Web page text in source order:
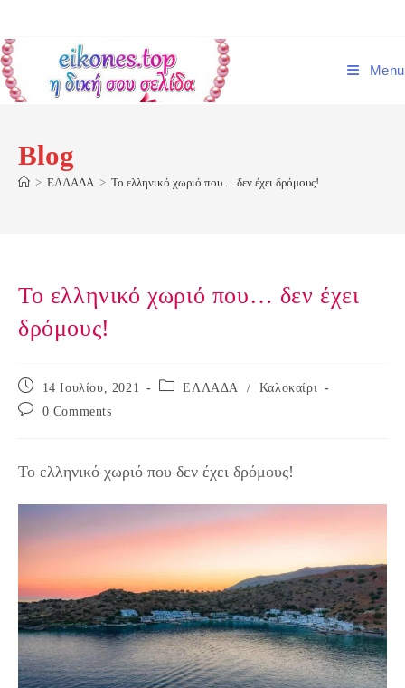
content
Menu
Blog
> ΕΛΛΑΔΑ > Το ελληνικό χωριό που… δεν έχει δρόμους!
Το ελληνικό χωριό που… δεν έχει
δρόμους!
Post
published:
14 Ιουλίου, 2021
Post ΕΛΛΑΔΑ /
Καλοκαίρι
Post
0 Comments
Το ελληνικό χωριό που δεν έχει δρόμους!